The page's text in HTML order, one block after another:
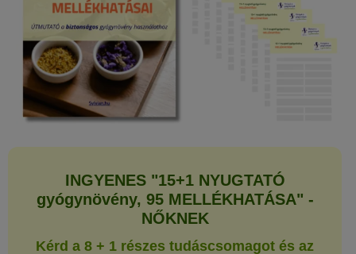
INGYENES "15+1 NYUGTATÓ
gyógynövény, 95 MELLÉKHATÁSA" -
NŐKNEK
Kérd a 8 + 1 részes tudáscsomagot és az